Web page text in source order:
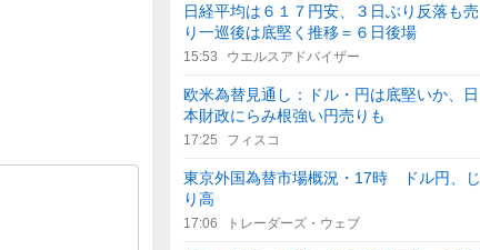
日経平均は６１７円安、３日ぶり反落も売
り一巡後は底堅く推移＝６日後場
15:53 ウエルスアドバイザー
欧米為替見通し：ドル・円は底堅いか、日
本財政にらみ根強い円売りも
17:25 フィスコ
東京外国為替市場概況・17時 ドル円、じ
り高
17:06 トレーダーズ・ウェブ